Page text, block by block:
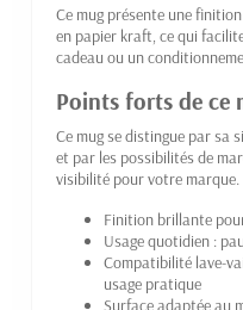
Ce mug présente une
en papier kraft, ce qui
cadeau ou un
Points forts de ce
Ce mug se distingue par
et par les possibilités de
visibilité pour votre marque.
Finition brillante
Usage quotidien :
Compatibilité lave-
usage pratique
Surface adaptée au